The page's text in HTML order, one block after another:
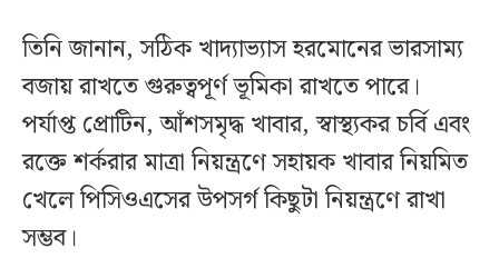
তিনি জানান, সঠিক খাদ্যাভ্যাস হরমোনের ভারসাম্য
বজায় রাখতে গুরুত্বপূর্ণ ভূমিকা রাখতে পারে।
পর্যাপ্ত প্রোটিন, আঁশসমৃদ্ধ খাবার, স্বাস্থ্যকর চর্বি এবং
রক্তে শর্করার মাত্রা নিয়ন্ত্রণে সহায়ক খাবার নিয়মিত
খেলে পিসিওএসের উপসর্গ কিছুটা নিয়ন্ত্রণে রাখা
সম্ভব।